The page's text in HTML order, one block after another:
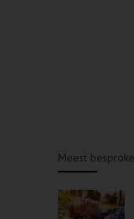
Meest